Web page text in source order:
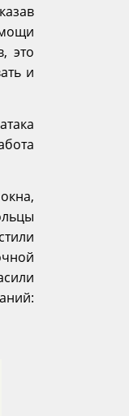
это
и